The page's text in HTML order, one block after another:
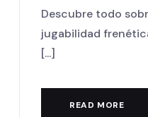
Descubre todo
jugabilidad
[...]
READ MORE